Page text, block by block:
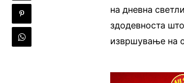
на дневна
здодевноста
извршување на